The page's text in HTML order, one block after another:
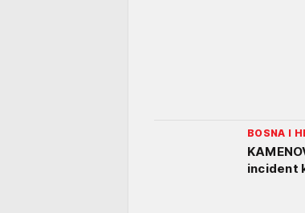
BOSNA I
incident